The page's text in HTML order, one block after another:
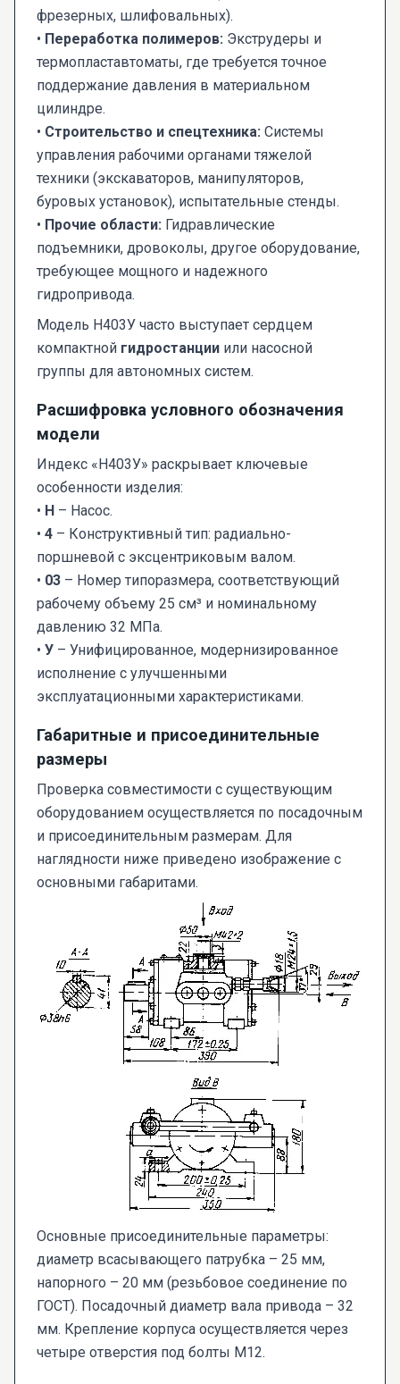
фрезерных, шлифовальных).
• Переработка полимеров: Экструдеры и
термопластавтоматы, где требуется точное
поддержание давления в материальном
цилиндре.
• Строительство и спецтехника: Системы
управления рабочими органами тяжелой
техники (экскаваторов, манипуляторов,
буровых установок), испытательные стенды.
• Прочие области: Гидравлические
подъемники, дровоколы, другое оборудование,
требующее мощного и надежного
гидропривода.
Модель Н403У часто выступает сердцем
компактной гидростанции или насосной
группы для автономных систем.
Расшифровка условного обозначения
модели
Индекс «Н403У» раскрывает ключевые
особенности изделия:
• Н – Насос.
• 4 – Конструктивный тип: радиально-
поршневой с эксцентриковым валом.
• 03 – Номер типоразмера, соответствующий
рабочему объему 25 см³ и номинальному
давлению 32 МПа.
• У – Унифицированное, модернизированное
исполнение с улучшенными
эксплуатационными характеристиками.
Габаритные и присоединительные
размеры
Проверка совместимости с существующим
оборудованием осуществляется по посадочным
и присоединительным размерам. Для
наглядности ниже приведено изображение с
основными габаритами.
Основные присоединительные параметры:
диаметр всасывающего патрубка – 25 мм,
напорного – 20 мм (резьбовое соединение по
ГОСТ). Посадочный диаметр вала привода – 32
мм. Крепление корпуса осуществляется через
четыре отверстия под болты М12.